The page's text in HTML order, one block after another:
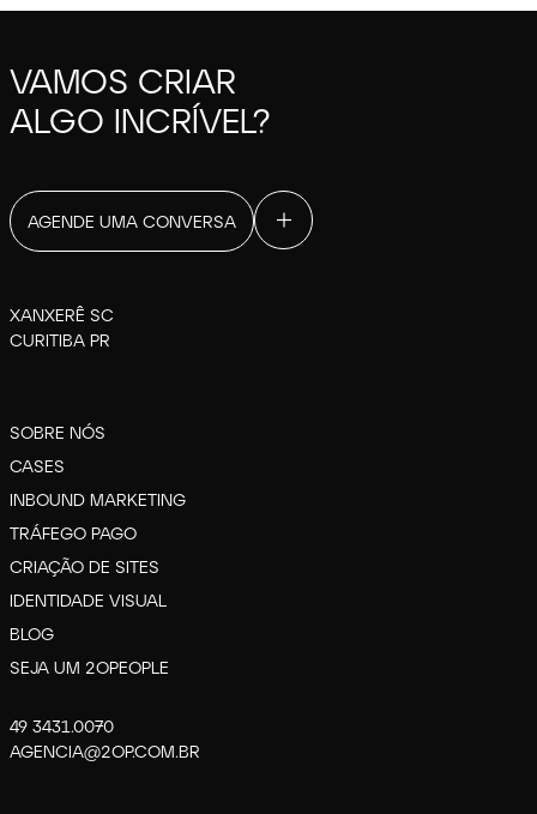
VAMOS CRIAR
ALGO INCRÍVEL?
AGENDE UMA CONVERSA
XANXERÊ SC
CURITIBA PR
SOBRE NÓS
CASES
INBOUND MARKETING
TRÁFEGO PAGO
CRIAÇÃO DE SITES
IDENTIDADE VISUAL
BLOG
SEJA UM 2OPEOPLE
49 3431.0070
AGENCIA@2OP.COM.BR